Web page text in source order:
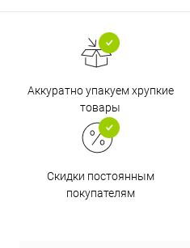
Аккуратно упакуем хрупкие
товары
Скидки постоянным
покупателям